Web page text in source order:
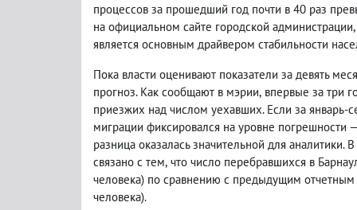
процессов за прошедший год почти в 40 раз
на официальном сайте городской администрации,
является основным драйвером стабильности
Пока власти оценивают показатели за девять
прогноз. Как сообщают в мэрии, впервые за три
приезжих над числом уехавших. Если за январь-
миграции фиксировался на уровне погрешности
разница оказалась значительной для
связано с тем, что число перебравшихся в
человека) по сравнению с предыдущим
человека).